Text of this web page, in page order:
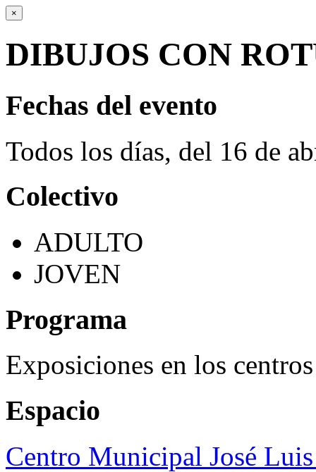
×
DIBUJOS CON
Fechas del evento
Todos los días, del 16 de
Colectivo
ADULTO
JOVEN
Programa
Exposiciones en los
Espacio
Centro Municipal José